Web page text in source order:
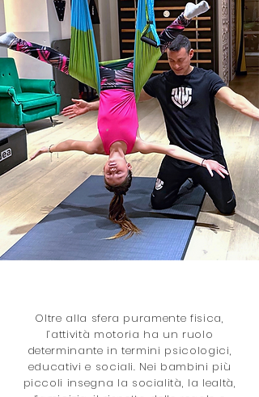
Oltre alla sfera puramente fisica,
l’attività motoria ha un ruolo
determinante in termini psicologici,
educativi e sociali. Nei bambini più
piccoli insegna la socialità, la lealtà,